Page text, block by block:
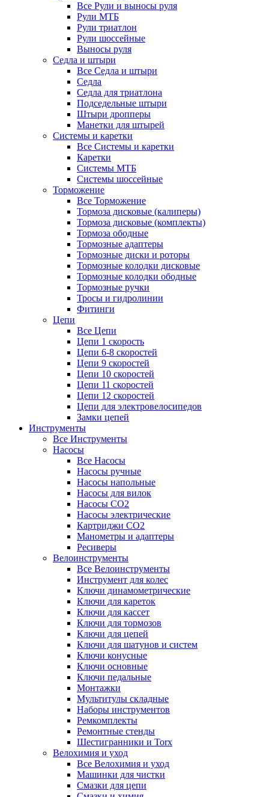
Все Рули и выносы руля
Рули МТБ
Рули триатлон
Рули шоссейные
Выносы руля
Седла и штыри
Все Седла и штыри
Седла
Седла для триатлона
Подседельные штыри
Штыри дропперы
Манетки для штырей
Системы и каретки
Все Системы и каретки
Каретки
Системы МТБ
Системы шоссейные
Торможение
Все Торможение
Тормоза дисковые (калиперы)
Тормоза дисковые (комплекты)
Тормоза ободные
Тормозные адаптеры
Тормозные диски и роторы
Тормозные колодки дисковые
Тормозные колодки ободные
Тормозные ручки
Тросы и гидролинии
Фитинги
Цепи
Все Цепи
Цепи 1 скорость
Цепи 6-8 скоростей
Цепи 9 скоростей
Цепи 10 скоростей
Цепи 11 скоростей
Цепи 12 скоростей
Цепи для электровелосипедов
Замки цепей
Инструменты
Все Инструменты
Насосы
Все Насосы
Насосы ручные
Насосы напольные
Насосы для вилок
Насосы CO2
Насосы электрические
Картриджи CO2
Манометры и адаптеры
Ресиверы
Велоинструменты
Все Велоинструменты
Инструмент для колес
Ключи динамометрические
Ключи для кареток
Ключи для кассет
Ключи для тормозов
Ключи для цепей
Ключи для шатунов и систем
Ключи конусные
Ключи основные
Ключи педальные
Монтажки
Мультитулы складные
Наборы инструментов
Ремкомплекты
Ремонтные стенды
Шестигранники и Torx
Велохимия и уход
Все Велохимия и уход
Машинки для чистки
Смазки для цепи